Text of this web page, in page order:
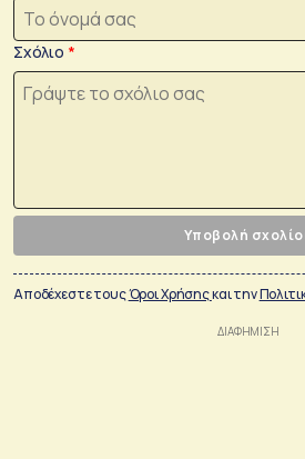
Σχόλιο
Υποβολή
Αποδέχεστε τουςΌροι Χρήσηςκαι την